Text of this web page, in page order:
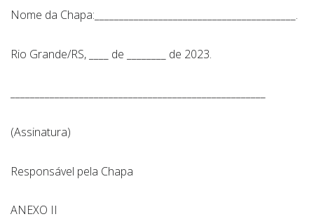
Nome da Chapa:_________________________________________.
Rio Grande/RS, ____ de ________ de 2023.
(Assinatura)
Responsável pela Chapa
ANEXO II